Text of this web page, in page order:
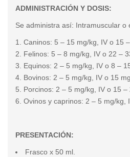
ADMINISTRACIÓN Y DOSIS:
Se administra así: Intramuscular o
Caninos: 5 – 15 mg/kg, IV o 15
Felinos: 5 – 8 mg/kg, IV o 22 –
Equinos: 2 – 5 mg/kg, IV o 8 –
Bovinos: 2 – 5 mg/kg, IV o 15
Porcinos: 2 – 5 mg/kg, IV o 15 –
Ovinos y caprinos: 2 – 5 mg/kg,
PRESENTACIÓN:
Frasco x 50 ml.